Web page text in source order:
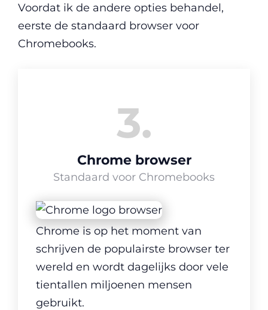
Voordat ik de andere opties behandel,
eerste de standaard browser voor
Chromebooks.
3
Chrome browser
Standaard voor Chromebooks
Chrome is op het moment van
schrijven de populairste browser ter
wereld en wordt dagelijks door vele
tientallen miljoenen mensen
gebruikt.